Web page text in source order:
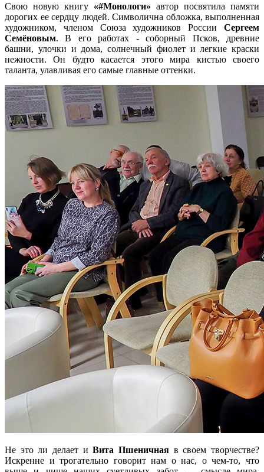
Свою новую книгу «#Монологи» автор посвятила памяти
дорогих ее сердцу людей. Символична обложка, выполненная
художником, членом Союза художников России Сергеем
Семёновым. В его работах - соборный Псков, древние
башни, улочки и дома, солнечный фиолет и легкие краски
нежности. Он будто касается этого мира кистью своего
таланта, улавливая его самые главные оттенки.
Не это ли делает иВита Пшеничная в своем творчестве?
Искренне и трогательно говорит нам о нас, о чем-то, что